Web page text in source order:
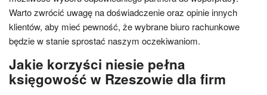
Warto zwrócić uwagę na doświadczenie oraz opinie innych
klientów, aby mieć pewność, że wybrane biuro rachunkowe
będzie w stanie sprostać naszym oczekiwaniom.
Jakie korzyści niesie pełna
księgowość w Rzeszowie dla firm